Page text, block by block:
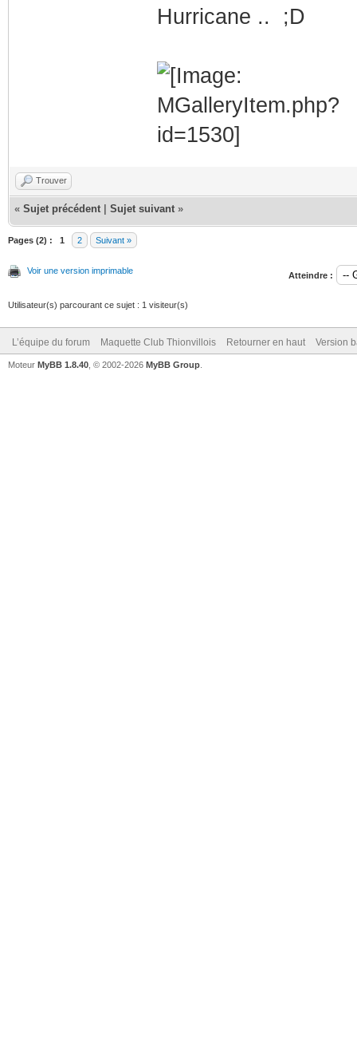
Hurricane .. ;D
Trouver
« Sujet précédent Sujet suivant »
Pages (2) : 1 2 Suivant »
Voir une version imprimable Atteindre :
Utilisateur(s) parcourant ce sujet : 1 visiteur(s)
L’équipe du forum Maquette Club Thionvillois Retourner en haut Version
Moteur MyBB 1.8.40 , © 2002-2026 MyBB Group